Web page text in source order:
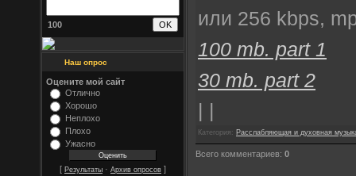
100
Наш опрос
Оцените мой сайт
Отлично
Хорошо
Неплохо
Плохо
Ужасно
[ Результаты · Архив опросов ]
или 256 kbps,
100 mb. part 1
30 mb. part 2
Категория: Расслабляющая и духовная
Всего комментариев: 0